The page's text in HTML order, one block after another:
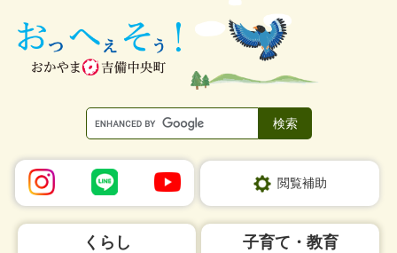
閲覧補助
くらし 子育て・教育